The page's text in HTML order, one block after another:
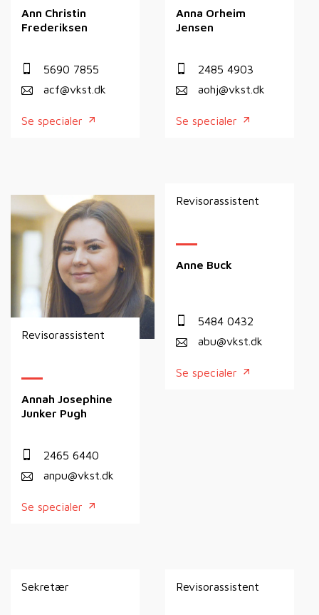
Ann Christin
Frederiksen
5690 7855
acf@vkst.dk
Se specialer
Anna Orheim
Jensen
2485 4903
aohj@vkst.dk
Se specialer
Revisorassistent
Annah Josephine
Junker Pugh
2465 6440
anpu@vkst.dk
Se specialer
Revisorassistent
Anne Buck
5484 0432
abu@vkst.dk
Se specialer
Sekretær Revisorassistent